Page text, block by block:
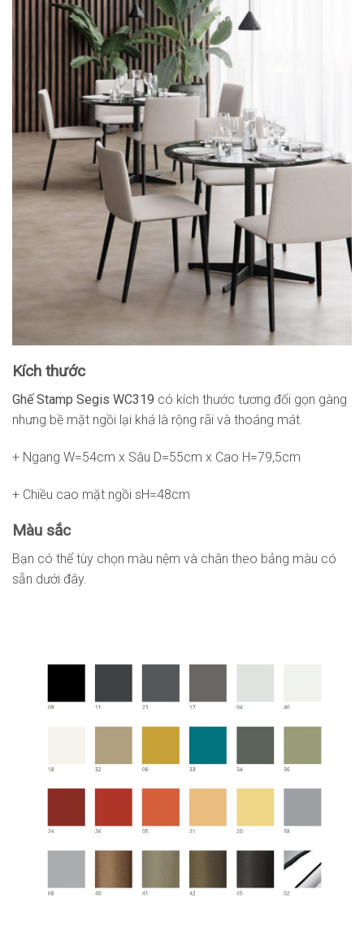
Kích thước
Ghế Stamp Segis WC319 có kích thước tương đối gọn gàng
nhưng bề mặt ngồi lại khá là rộng rãi và thoáng mát.
+ Ngang W=54cm x Sâu D=55cm x Cao H=79,5cm
+ Chiều cao mặt ngồi sH=48cm
Màu sắc
Bạn có thể tùy chọn màu nệm và chân theo bảng màu có
sẵn dưới đây.